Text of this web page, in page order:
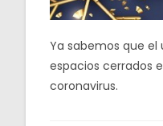
Ya sabemos que
espacios cerrados
coronavirus.